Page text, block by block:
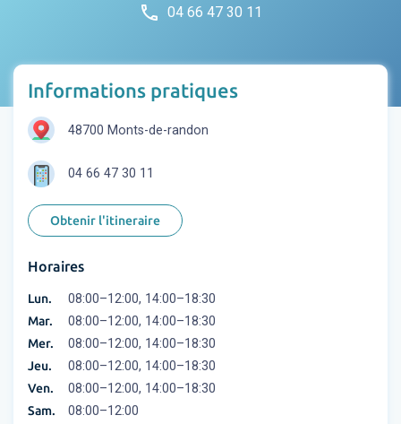
phone 04 66 47 30 11
Informations pratiques
48700 Monts-de-randon
04 66 47 30 11
Obtenir l'itineraire
Horaires
Lun. 08:00–12:00, 14:00–18:30
Mar. 08:00–12:00, 14:00–18:30
Mer. 08:00–12:00, 14:00–18:30
Jeu. 08:00–12:00, 14:00–18:30
Ven. 08:00–12:00, 14:00–18:30
Sam.
08:00–12:00